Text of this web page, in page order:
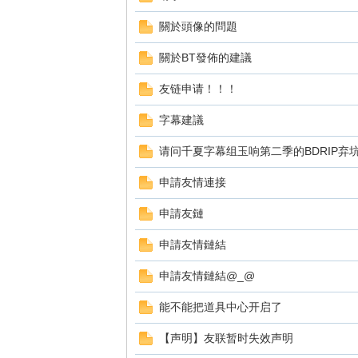
關於頭像的問題
關於BT發佈的建議
友链申请！！！
字幕建議
请问千夏字幕组玉响第二季的BDRIP弃
申請友情連接
申請友鏈
申請友情鏈結
申請友情鏈結@_@
能不能把道具中心开启了
【声明】友联暂时失效声明